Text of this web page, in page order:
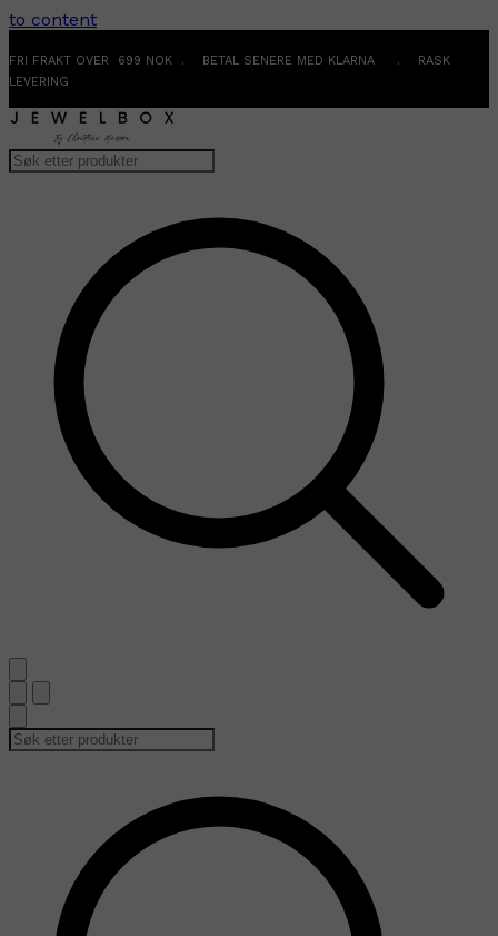
to content
FRI FRAKT OVER 699 NOK . BETAL SENERE MED KLARNA . RASK
LEVERING